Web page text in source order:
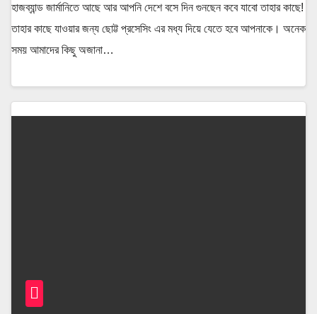
হাজব্যান্ড জার্মানিতে আছে আর আপনি দেশে বসে দিন গুনছেন কবে যাবো তাহার কাছে!
তাহার কাছে যাওয়ার জন্য ছোট্ট প্রসেসিং এর মধ্য দিয়ে যেতে হবে আপনাকে। অনেক
সময় আমাদের কিছু অজানা…